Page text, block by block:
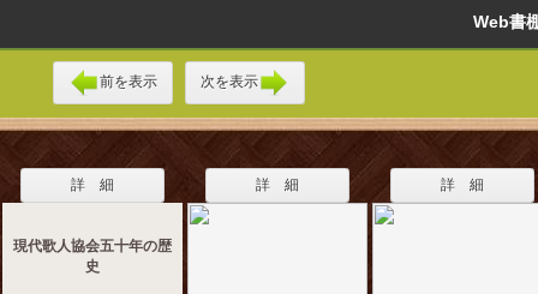
Web
前を表示 次を表示
詳 細
現代歌人協会五十年の歴
史
詳 細 詳 細